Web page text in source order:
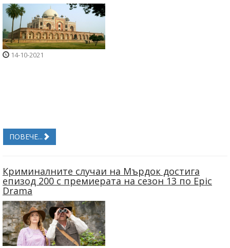
14-10-2021
ПОВЕЧЕ...
Криминалните случаи на Мърдок достига
епизод 200 с премиерата на сезон 13 по Epic
Drama